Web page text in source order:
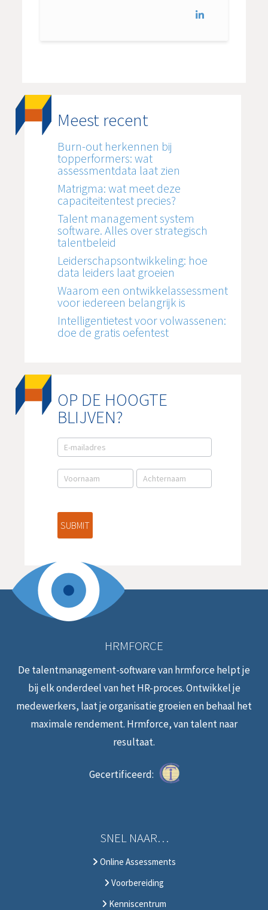
Meest recent
Burn-out herkennen bij
topperformers: wat
assessmentdata laat zien
Matrigma: wat meet deze
capaciteitentest precies?
Talent management system
software. Alles over strategisch
talentbeleid
Leiderschapsontwikkeling: hoe
data leiders laat groeien
Waarom een ontwikkelassessment
voor iedereen belangrijk is
Intelligentietest voor volwassenen:
doe de gratis oefentest
OP DE HOOGTE
BLIJVEN?
E-
mail
aanmelding
NL
SUBMIT
HRMFORCE
De talentmanagement-software van hrmforce helpt je
bij elk onderdeel van het HR-proces. Ontwikkel je
medewerkers, laat je organisatie groeien en behaal het
maximale rendement. Hrmforce, van talent naar
resultaat.
Gecertificeerd:
SNEL NAAR…
Online Assessments
Voorbereiding
Kenniscentrum